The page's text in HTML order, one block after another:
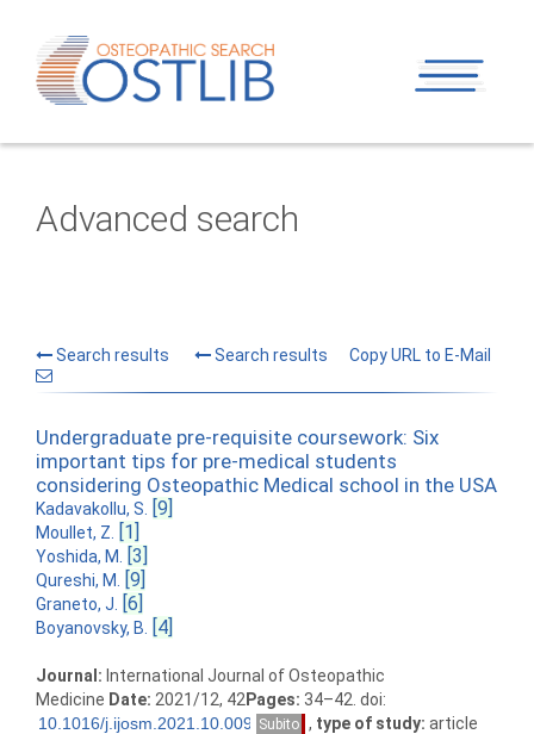
Advanced search
Search results Search results Copy URL to E-Mail
Undergraduate pre-requisite coursework: Six
important tips for pre-medical students
considering Osteopathic Medical school in the USA
Kadavakollu, S. [9]
Moullet, Z. [1]
Yoshida, M. [3]
Qureshi, M. [9]
Graneto, J. [6]
Boyanovsky, B. [4]
Journal: International Journal of Osteopathic
Medicine Date: 2021/12, 42 Pages: 34–42. doi:
Subito , type of study: article